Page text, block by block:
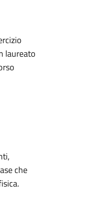
laureato
che